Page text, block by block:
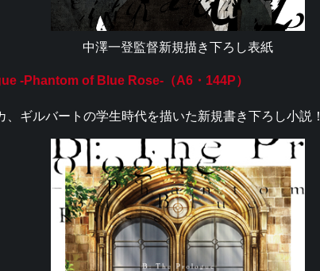
中澤一登監督新規描き下ろし表紙
-Phantom of Blue Rose-（A6・144P）
ギルバートの学生時代を描いた新規書き下ろし小説！